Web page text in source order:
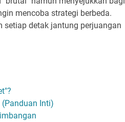
mencoba strategi berbeda.
detak jantung perjuangan
Inti)